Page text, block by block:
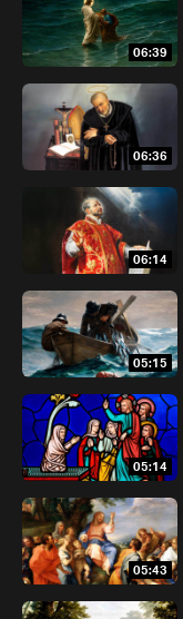
06:39
06:36
06:14
05:15
05:14
05:43